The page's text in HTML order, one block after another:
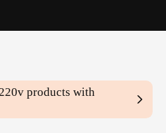
products with